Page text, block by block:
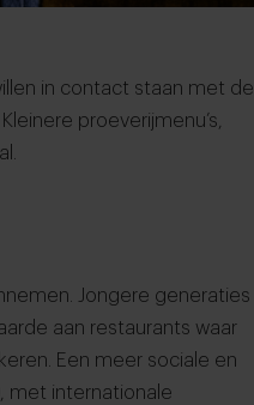
in contact staan met de
proeverijmenu’s,
Jongere generaties
aan restaurants waar
Een meer sociale en
met internationale